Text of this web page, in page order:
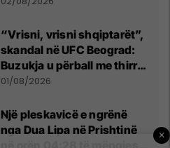
“Vrisni, vrisni shqiptarët”,
skandal në UFC Beograd:
Buzukja u përball me thirrje
anti-shqiptare nga
01/08/2026
Një pleskavicë e ngrënë
nga Dua Lipa në Prishtinë
×